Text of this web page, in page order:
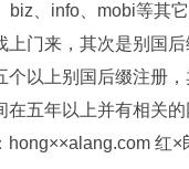
biz、info、mobi等其
上门来，其次是别国
个以上别国后缀注册
在五年以上并有相关
hong××alang.com 红